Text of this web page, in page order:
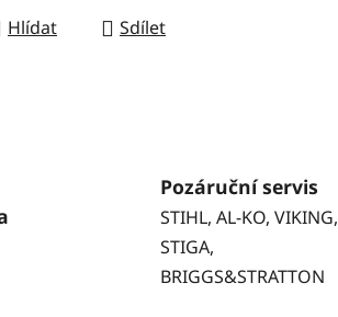
Hlídat Sdílet
Pozáruční servis
STIHL, AL-KO, VIKING,
STIGA,
BRIGGS&STRATTON